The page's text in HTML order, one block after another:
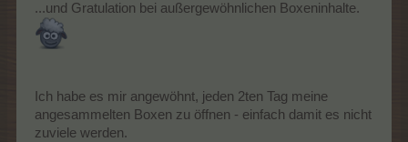
...und Gratulation bei außergewöhnlichen Boxeninhalte.
Ich habe es mir angewöhnt, jeden 2ten Tag meine
angesammelten Boxen zu öffnen - einfach damit es nicht
zuviele werden.